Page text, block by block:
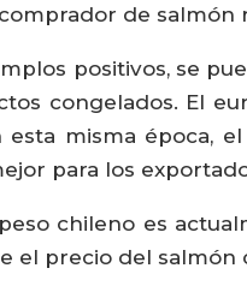
de salmón
positivos, se
congelados. El
esta misma época,
para los
chileno es
el precio del